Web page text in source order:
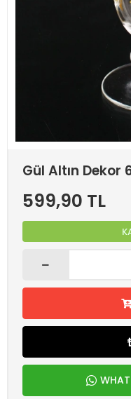
Gül Altın Dekor
599,90 TL